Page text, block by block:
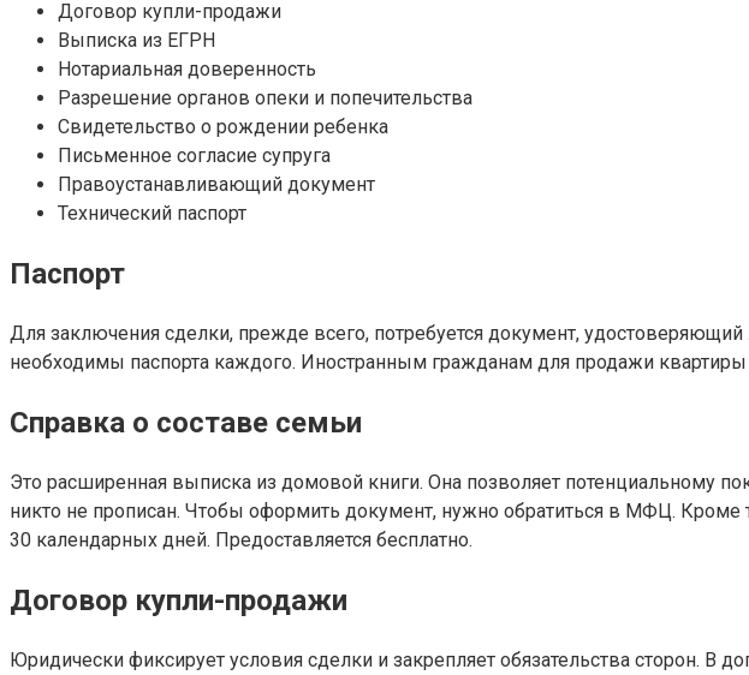
Договор купли-продажи
Выписка из ЕГРН
Нотариальная доверенность
Разрешение органов опеки и попечительства
Свидетельство о рождении ребенка
Письменное согласие супруга
Правоустанавливающий документ
Технический паспорт
Паспорт
Для заключения сделки, прежде всего, потребуется документ,
необходимы паспорта каждого. Иностранным гражданам для продажи
Справка о составе семьи
Это расширенная выписка из домовой книги. Она позволяет потенциальному
никто не прописан. Чтобы оформить документ, нужно обратиться в МФЦ. Кроме
30 календарных дней. Предоставляется бесплатно.
Договор купли-продажи
Юридически фиксирует условия сделки и закрепляет обязательства сторон. В